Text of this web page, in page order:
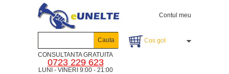
Contul meu
Cos gol
CONSULTANTA GRATUITA
0723 229 623
LUNI - VINERI 9:00 - 21:00
Cauta